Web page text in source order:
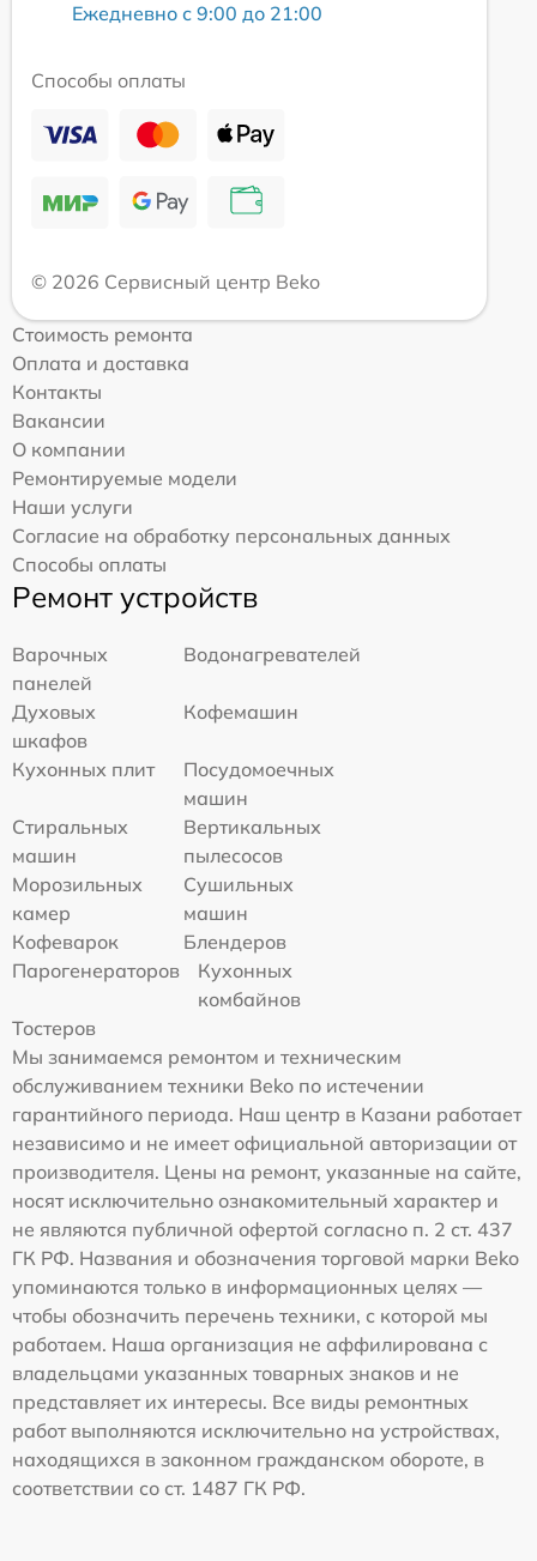
Ежедневно с 9:00 до 21:00
Способы оплаты
© 2026 Сервисный центр Beko
Стоимость ремонта
Оплата и доставка
Контакты
Вакансии
О компании
Ремонтируемые модели
Наши услуги
Согласие на обработку персональных данных
Способы оплаты
Ремонт устройств
Варочных
панелей
Водонагревателей
Духовых
шкафов
Кофемашин
Кухонных плит
Посудомоечных
машин
Стиральных
машин
Вертикальных
пылесосов
Морозильных
камер
Сушильных
машин
Кофеварок
Блендеров
Парогенераторов
Кухонных
комбайнов
Тостеров
Мы занимаемся ремонтом и техническим
обслуживанием техники Beko по истечении
гарантийного периода. Наш центр в Казани работает
независимо и не имеет официальной авторизации от
производителя. Цены на ремонт, указанные на сайте,
носят исключительно ознакомительный характер и
не являются публичной офертой согласно п. 2 ст. 437
ГК РФ. Названия и обозначения торговой марки Beko
упоминаются только в информационных целях —
чтобы обозначить перечень техники, с которой мы
работаем. Наша организация не аффилирована с
владельцами указанных товарных знаков и не
представляет их интересы. Все виды ремонтных
работ выполняются исключительно на устройствах,
находящихся в законном гражданском обороте, в
соответствии со ст. 1487 ГК РФ.